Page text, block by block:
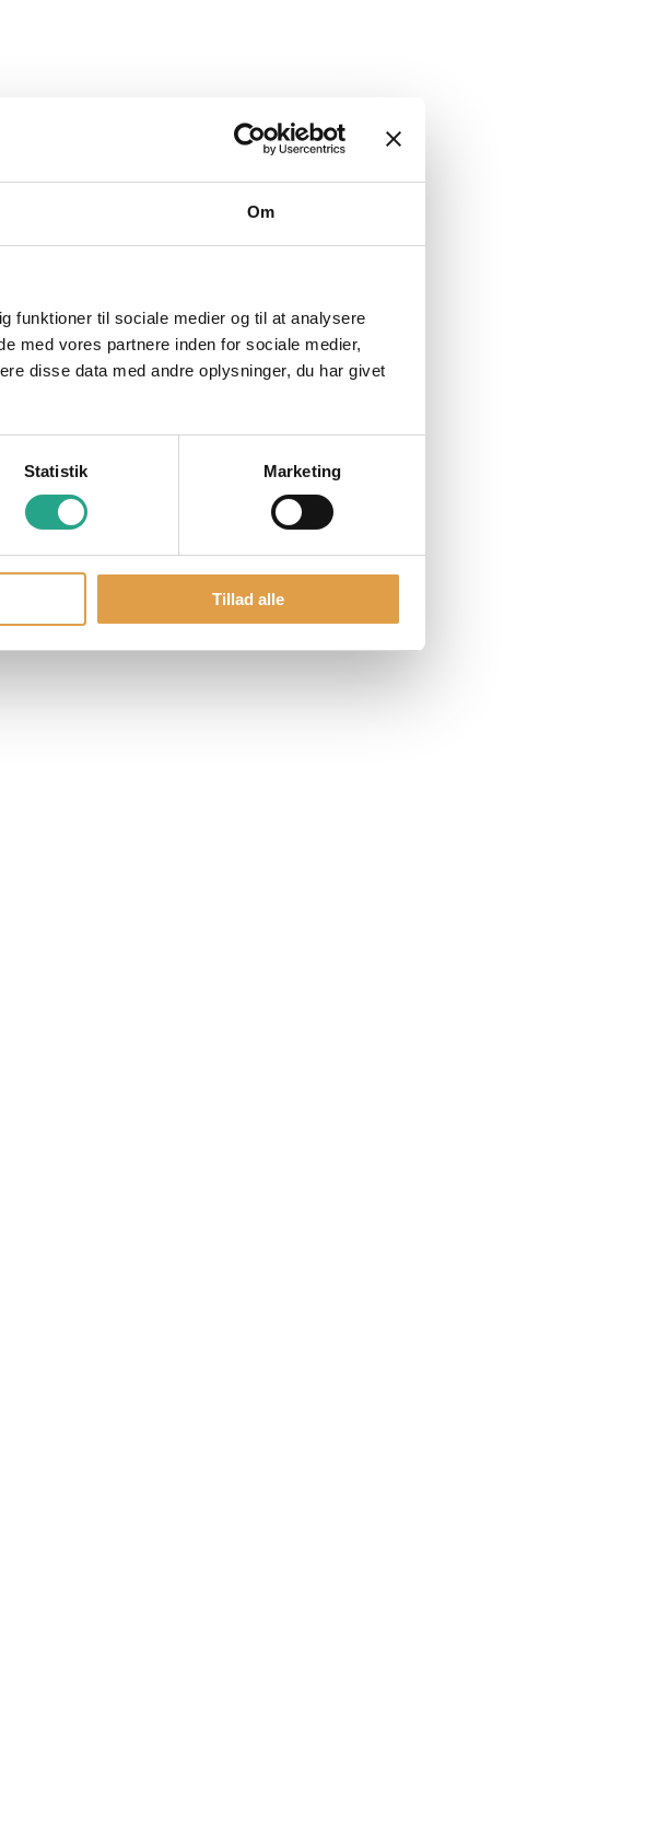
Om
funktioner til sociale medier og til at analysere
med vores partnere inden for sociale medier,
disse data med andre oplysninger, du har givet
Statistik Marketing
Tillad alle